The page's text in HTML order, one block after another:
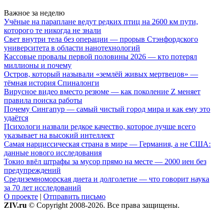
Важное за неделю
Учёные на параплане ведут редких птиц на 2600 км пути,
которого те никогда не знали
Свет внутри тела без операции — прорыв Стэнфордского
университета в области нанотехнологий
Кассовые провалы первой половины 2026 — кто потерял
миллионы и почему
Остров, который называли «землёй живых мертвецов» —
тёмная история Спиналонги
Вирусное видео вместо резюме — как поколение Z меняет
правила поиска работы
Почему Сингапур — самый чистый город мира и как ему это
удаётся
Психологи назвали редкое качество, которое лучше всего
указывает на высокий интеллект
Самая нарциссическая страна в мире — Германия, а не США:
данные нового исследования
Токио ввёл штрафы за мусор прямо на месте — 2000 иен без
предупреждений
Средиземноморская диета и долголетие — что говорит наука
за 70 лет исследований
О проекте | Отправить письмо
ZIV.ru © Copyright 2008-2026. Все права защищены.